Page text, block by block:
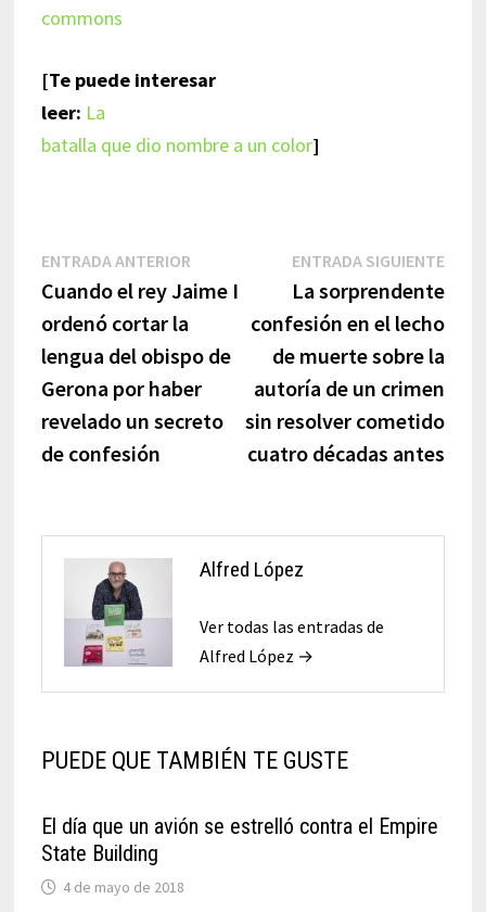
commons
[Te puede interesar
leer: La
batalla que dio nombre a un color]
Navegación
de
entradas
ENTRADA ANTERIOREntrada
anterior:
Cuando el rey Jaime I
ordenó cortar la
lengua del obispo de
Gerona por haber
revelado un secreto
de confesión
ENTRADA SIGUIENTE
La sorprendente
confesión en el lecho
de muerte sobre la
autoría de un crimen
sin resolver cometido
cuatro décadas antes
Alfred López
Ver todas las entradas de
Alfred López →
PUEDE QUE TAMBIÉN TE GUSTE
El día que un avión se estrelló contra el Empire
State Building
4 de mayo de 2018